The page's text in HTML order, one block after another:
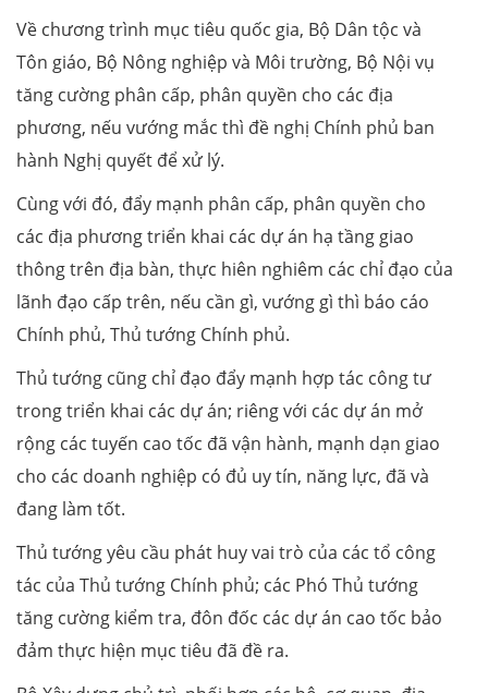
Về chương trình mục tiêu quốc gia, Bộ Dân tộc và
Tôn giáo, Bộ Nông nghiệp và Môi trường, Bộ Nội vụ
tăng cường phân cấp, phân quyền cho các địa
phương, nếu vướng mắc thì đề nghị Chính phủ ban
hành Nghị quyết để xử lý.
Cùng với đó, đẩy mạnh phân cấp, phân quyền cho
các địa phương triển khai các dự án hạ tầng giao
thông trên địa bàn, thực hiên nghiêm các chỉ đạo của
lãnh đạo cấp trên, nếu cần gì, vướng gì thì báo cáo
Chính phủ, Thủ tướng Chính phủ.
Thủ tướng cũng chỉ đạo đẩy mạnh hợp tác công tư
trong triển khai các dự án; riêng với các dự án mở
rộng các tuyến cao tốc đã vận hành, mạnh dạn giao
cho các doanh nghiệp có đủ uy tín, năng lực, đã và
đang làm tốt.
Thủ tướng yêu cầu phát huy vai trò của các tổ công
tác của Thủ tướng Chính phủ; các Phó Thủ tướng
tăng cường kiểm tra, đôn đốc các dự án cao tốc bảo
đảm thực hiện mục tiêu đã đề ra.